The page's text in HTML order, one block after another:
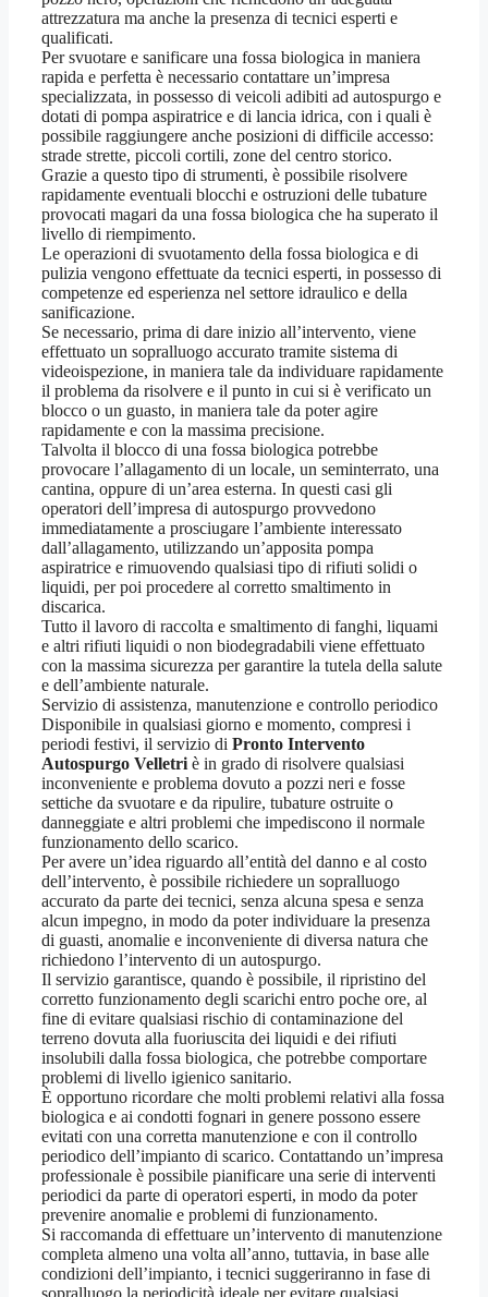
attrezzatura ma anche la presenza di tecnici esperti e
qualificati.
Per svuotare e sanificare una fossa biologica in maniera
rapida e perfetta è necessario contattare un’impresa
specializzata, in possesso di veicoli adibiti ad autospurgo e
dotati di pompa aspiratrice e di lancia idrica, con i quali è
possibile raggiungere anche posizioni di difficile accesso:
strade strette, piccoli cortili, zone del centro storico.
Grazie a questo tipo di strumenti, è possibile risolvere
rapidamente eventuali blocchi e ostruzioni delle tubature
provocati magari da una fossa biologica che ha superato il
livello di riempimento.
Le operazioni di svuotamento della fossa biologica e di
pulizia vengono effettuate da tecnici esperti, in possesso di
competenze ed esperienza nel settore idraulico e della
sanificazione.
Se necessario, prima di dare inizio all’intervento, viene
effettuato un sopralluogo accurato tramite sistema di
videoispezione, in maniera tale da individuare rapidamente
il problema da risolvere e il punto in cui si è verificato un
blocco o un guasto, in maniera tale da poter agire
rapidamente e con la massima precisione.
Talvolta il blocco di una fossa biologica potrebbe
provocare l’allagamento di un locale, un seminterrato, una
cantina, oppure di un’area esterna. In questi casi gli
operatori dell’impresa di autospurgo provvedono
immediatamente a prosciugare l’ambiente interessato
dall’allagamento, utilizzando un’apposita pompa
aspiratrice e rimuovendo qualsiasi tipo di rifiuti solidi o
liquidi, per poi procedere al corretto smaltimento in
discarica.
Tutto il lavoro di raccolta e smaltimento di fanghi, liquami
e altri rifiuti liquidi o non biodegradabili viene effettuato
con la massima sicurezza per garantire la tutela della salute
e dell’ambiente naturale.
Servizio di assistenza, manutenzione e controllo periodico
Disponibile in qualsiasi giorno e momento, compresi i
periodi festivi, il servizio di Pronto Intervento
Autospurgo Velletriè in grado di risolvere qualsiasi
inconveniente e problema dovuto a pozzi neri e fosse
settiche da svuotare e da ripulire, tubature ostruite o
danneggiate e altri problemi che impediscono il normale
funzionamento dello scarico.
Per avere un’idea riguardo all’entità del danno e al costo
dell’intervento, è possibile richiedere un sopralluogo
accurato da parte dei tecnici, senza alcuna spesa e senza
alcun impegno, in modo da poter individuare la presenza
di guasti, anomalie e inconveniente di diversa natura che
richiedono l’intervento di un autospurgo.
Il servizio garantisce, quando è possibile, il ripristino del
corretto funzionamento degli scarichi entro poche ore, al
fine di evitare qualsiasi rischio di contaminazione del
terreno dovuta alla fuoriuscita dei liquidi e dei rifiuti
insolubili dalla fossa biologica, che potrebbe comportare
problemi di livello igienico sanitario.
È opportuno ricordare che molti problemi relativi alla fossa
biologica e ai condotti fognari in genere possono essere
evitati con una corretta manutenzione e con il controllo
periodico dell’impianto di scarico. Contattando un’impresa
professionale è possibile pianificare una serie di interventi
periodici da parte di operatori esperti, in modo da poter
prevenire anomalie e problemi di funzionamento.
Si raccomanda di effettuare un’intervento di manutenzione
completa almeno una volta all’anno, tuttavia, in base alle
condizioni dell’impianto, i tecnici suggeriranno in fase di